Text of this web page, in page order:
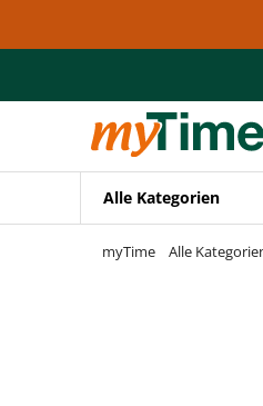
Zur Navigation springen
Alle Kategorien
myTime Alle